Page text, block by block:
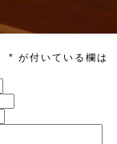
* が付いている欄は